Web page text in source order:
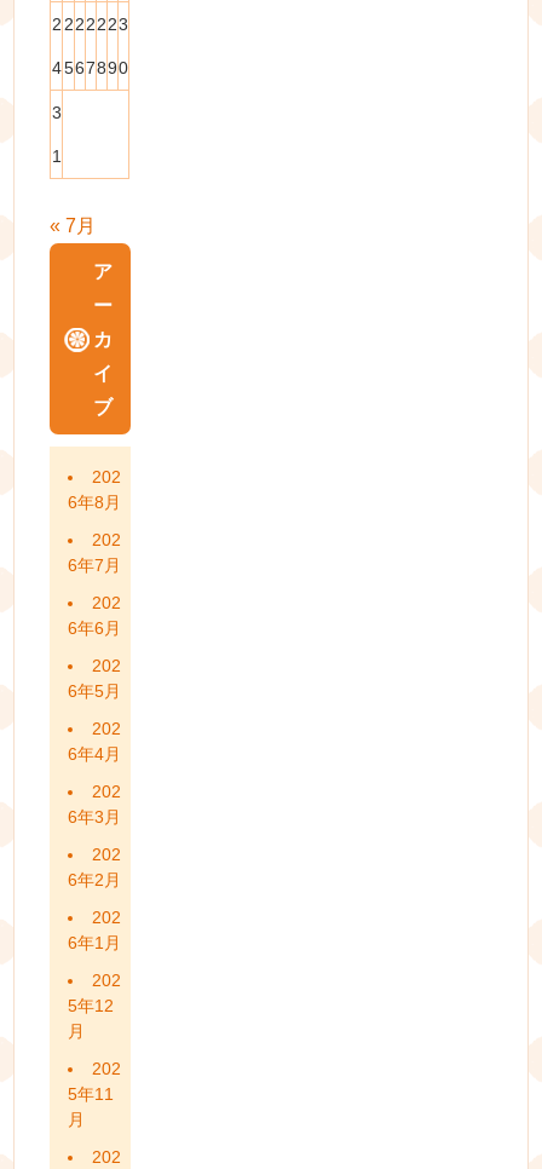
2
4
2
5
2
6
2
7
2
8
2
9
3
0
3
1
« 7月
ア
ー
カ
イ
ブ
202
6年8月
202
6年7月
202
6年6月
202
6年5月
202
6年4月
202
6年3月
202
6年2月
202
6年1月
202
5年12
月
202
5年11
月
202